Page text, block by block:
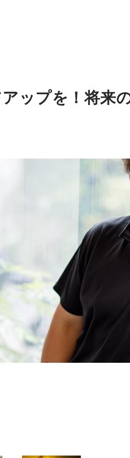
ップを！将来